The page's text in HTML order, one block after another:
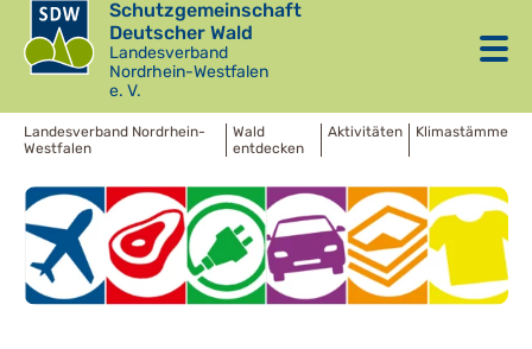
Schutzgemeinschaft
Deutscher Wald
Landesverband
Nordrhein-Westfalen
e. V.
Landesverband Nordrhein-
Westfalen
Wald
entdecken
Aktivitäten Klimastämme